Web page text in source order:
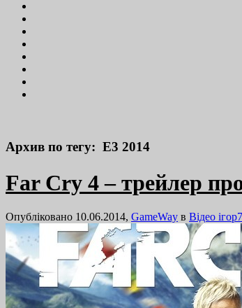
Архив по тегу: E3 2014
Far Cry 4 – трейлер
Опубліковано 10.06.2014, GameWay в Відео ігор7